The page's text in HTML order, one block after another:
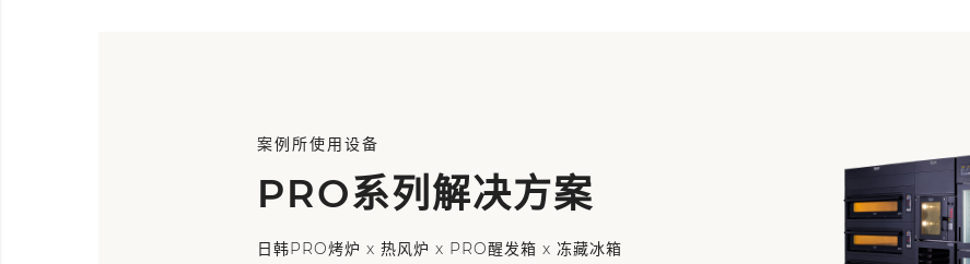
案例所使用设备
PRO系列解决方案
日韩PRO烤炉 x 热风炉 x PRO醒发箱 x 冻藏冰箱